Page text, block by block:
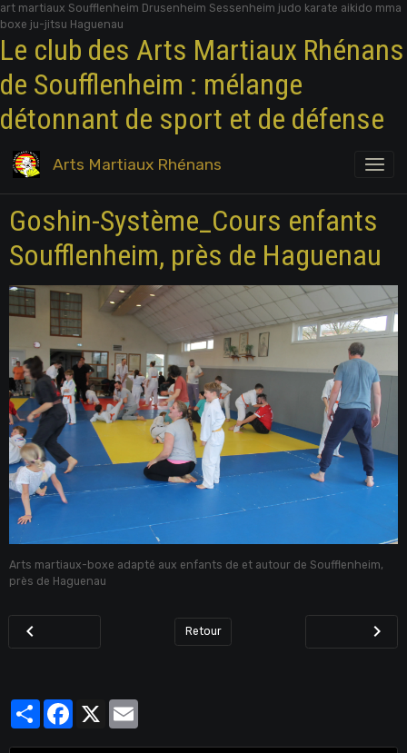
art martiaux Soufflenheim Drusenheim Sessenheim judo karate aikido mma
boxe ju-jitsu Haguenau
Le club des Arts Martiaux Rhénans
de Soufflenheim : mélange
détonnant de sport et de défense
Arts Martiaux Rhénans
Goshin-Système_Cours enfants
Soufflenheim, près de Haguenau
Arts martiaux-boxe adapté aux enfants de et autour de Soufflenheim,
près de Haguenau
Retour
PartagerFacebook
X